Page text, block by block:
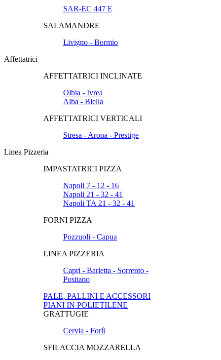
SAR-EC 447 E
SALAMANDRE
Livigno - Bormio
Affettatrici
AFFETTATRICI INCLINATE
Olbia - Ivrea
Alba - Biella
AFFETTATRICI VERTICALI
Stresa - Arona - Prestige
Linea Pizzeria
IMPASTATRICI PIZZA
Napoli 7 - 12 - 16
Napoli 21 - 32 - 41
Napoli TA 21 - 32 - 41
FORNI PIZZA
Pozzuoli - Capua
LINEA PIZZERIA
Capri - Barletta - Sorrento -
Positano
PALE, PALLINI E ACCESSORI
PIANI IN POLIETILENE
GRATTUGIE
Cervia - Forlì
SFILACCIA MOZZARELLA